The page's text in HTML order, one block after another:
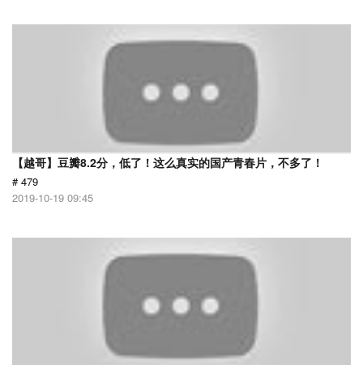
【越哥】豆瓣8.2分，低了！这么真实的国产青春片，不多了！
# 479
2019-10-19 09:45